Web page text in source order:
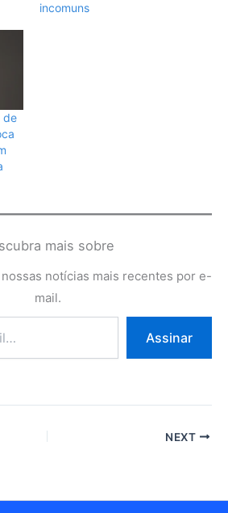
incomuns
de
mais sobre
notícias mais recentes por e-
mail.
Assinar
NEXT